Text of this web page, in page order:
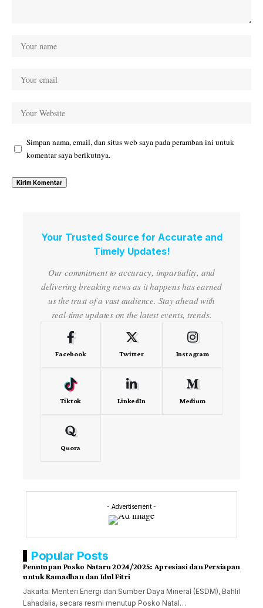
Simpan nama, email, dan situs web saya pada peramban ini untuk
komentar saya berikutnya.
Your Trusted Source for Accurate and
Timely Updates!
Our commitment to accuracy, impartiality, and
delivering breaking news as it happens has earned
us the trust of a vast audience. Stay ahead with
real-time updates on the latest events, trends.
Facebook Twitter Instagram
Tiktok LinkedIn Medium
Quora
- Advertisement -
Popular Posts
Penutupan Posko Nataru 2024/2025: Apresiasi dan Persiapan
untuk Ramadhan dan Idul Fitri
Jakarta: Menteri Energi dan Sumber Daya Mineral (ESDM), Bahlil
Lahadalia, secara resmi menutup Posko Natal…